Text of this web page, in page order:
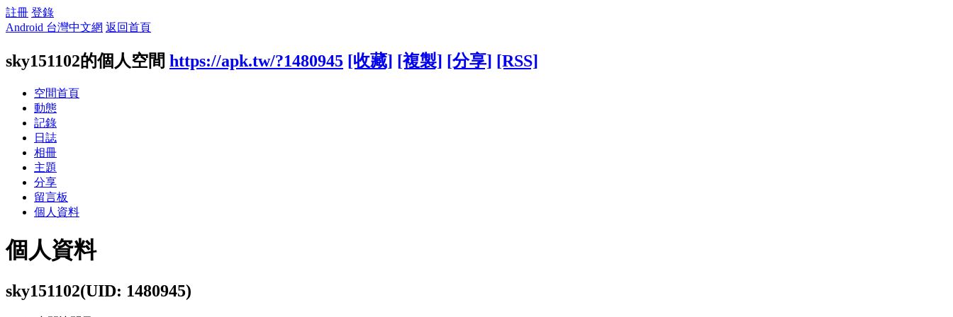
註冊 登錄
Android 台灣中文網 返回首頁
sky151102的個人空間 https://apk.tw/?1480945 [收藏] [複製] [分享] [RSS]
空間首頁
動態
記錄
日誌
相冊
主題
分享
留言板
個人資料
個人資料
sky151102(UID: 1480945)